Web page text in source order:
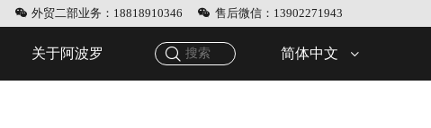
外贸二部业务：18818910346 售后微信：13902271943
关于阿波罗 简体中文